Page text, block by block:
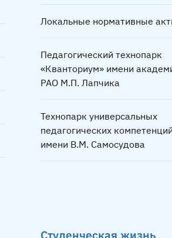
Локальные нормативные
Педагогический технопарк
«Кванториум» имени
РАО М.П. Лапчика
Технопарк универсальных
педагогических компетенций
имени В.М. Самосудова
Студенческая жизнь